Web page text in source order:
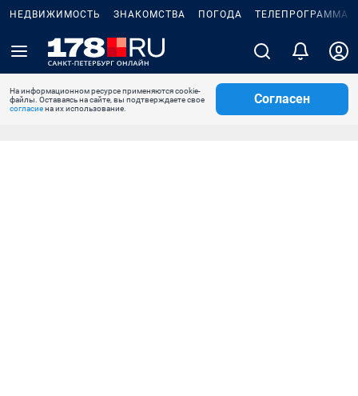
НЕДВИЖИМОСТЬ ЗНАКОМСТВА ПОГОДА ТЕЛЕПРОГРАММА
На информационном ресурсе применяются cookie-
файлы. Оставаясь на сайте, вы подтверждаете свое
согласиена их использование.
Согласен